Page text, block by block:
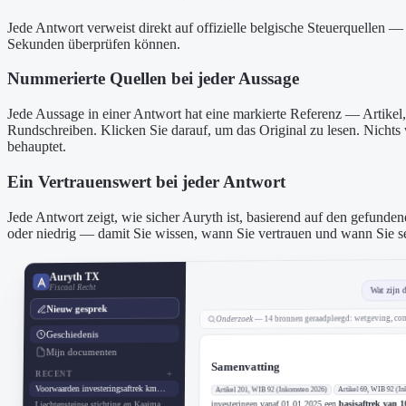
Jede Antwort verweist direkt auf offizielle belgische Steuerquellen —
Sekunden überprüfen können.
Nummerierte Quellen bei jeder Aussage
Jede Aussage in einer Antwort hat eine markierte Referenz —
Rundschreiben. Klicken Sie darauf, um das Original zu lesen.
behauptet.
Ein Vertrauenswert bei jeder Antwort
Jede Antwort zeigt, wie sicher Auryth ist, basierend auf den
oder niedrig — damit Sie wissen, wann Sie vertrauen und wann Sie
Auryth TX
Fiscaal Recht
Nieuw gesprek
Geschiedenis
Mijn documenten
RECENT +
Voorwaarden investeringsaftrek km…
Wat zijn
Redenering— De gebruiker vraagt naar de
Samenvatting
Wat zijn
Onderzoek— 14 bronnen geraadpleegd: wetgeving,
Samenvatting
Artikel 201, WIB 92 (Inkomsten 2026) Artikel 69, WIB 92
investeringen vanaf 01.01.2025 eenbasisaftrek van
Verberg
Verificatie Audit
Juridische basis
Primair recht gevonden en ingelezen.
Administratieve interpretatie
Een Belgische ingezetene die als begunstigde van
alsof die inkomsten rechtstreeks door de oprichter
is onderworpen.